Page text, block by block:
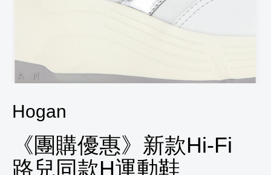
Hogan
《團購優惠》新款Hi-Fi
路兒同款H運動鞋